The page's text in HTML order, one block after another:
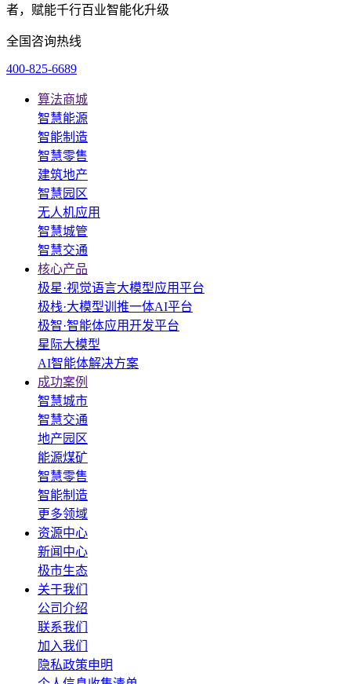
者，赋能千行百业智能化升级
全国咨询热线
400-825-6689
算法商城
智慧能源
智能制造
智慧零售
建筑地产
智慧园区
无人机应用
智慧城管
智慧交通
核心产品
极星·视觉语言大模型应用平台
极栈·大模型训推一体AI平台
极智·智能体应用开发平台
星际大模型
AI智能体解决方案
成功案例
智慧城市
智慧交通
地产园区
能源煤矿
智慧零售
智能制造
更多领域
资源中心
新闻中心
极市生态
关于我们
公司介绍
联系我们
加入我们
隐私政策申明